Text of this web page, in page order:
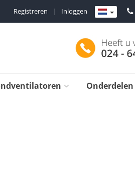
Inloggen
|
Registreren
Onderdelen